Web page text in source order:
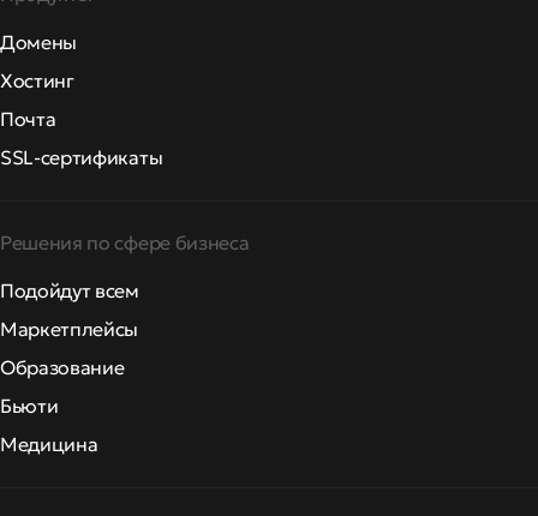
Домены
Хостинг
Почта
SSL-сертификаты
Решения по сфере бизнеса
Подойдут всем
Маркетплейсы
Образование
Бьюти
Медицина